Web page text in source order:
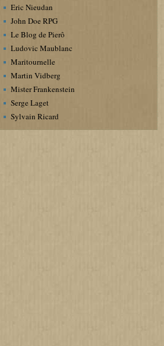
Eric Nieudan
John Doe RPG
Le Blog de Pierô
Ludovic Maublanc
Maritournelle
Martin Vidberg
Mister Frankenstein
Serge Laget
Sylvain Ricard